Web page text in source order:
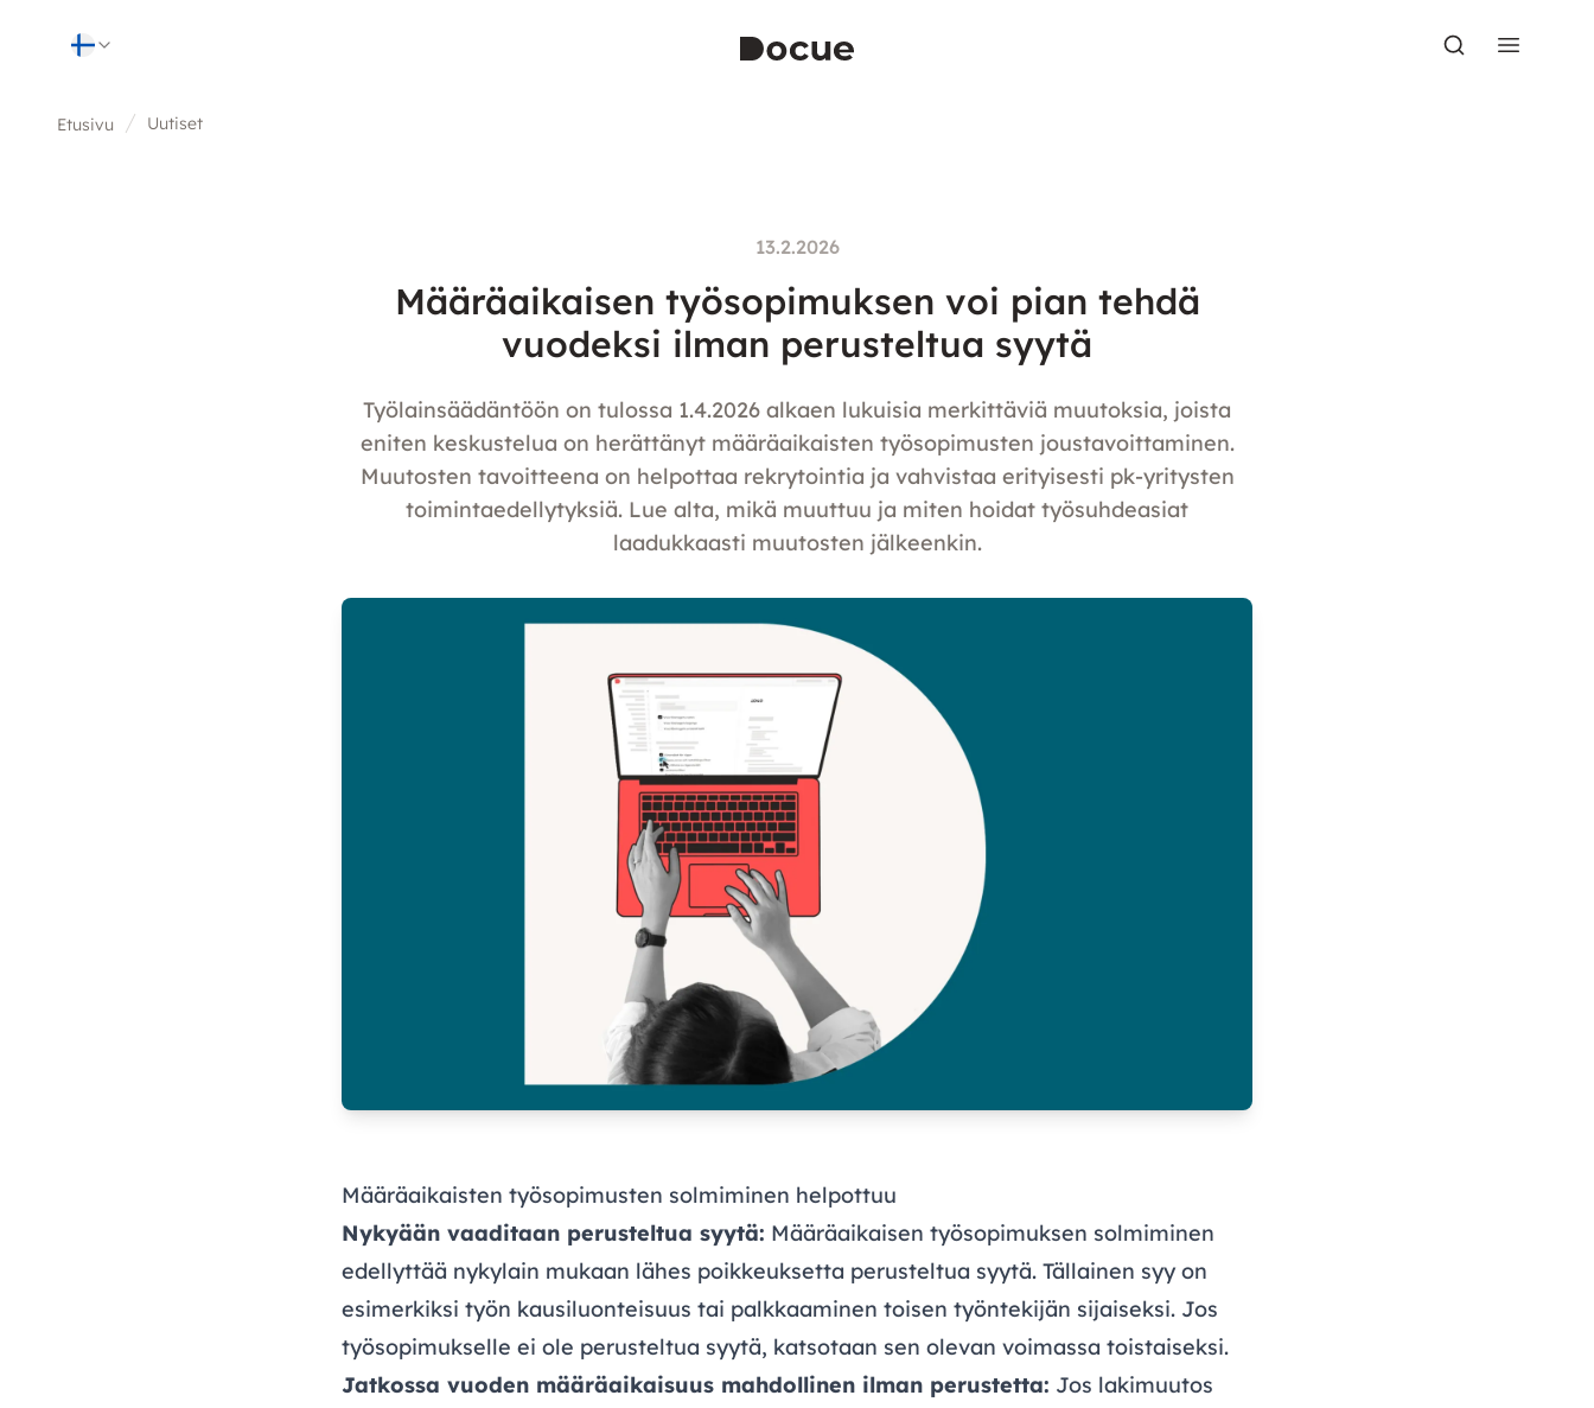
Etusivu Uutiset
13.2.2026
Määräaikaisen työsopimuksen voi pian tehdä
vuodeksi ilman perusteltua syytä
Työlainsäädäntöön on tulossa 1.4.2026 alkaen lukuisia merkittäviä muutoksia, joista
eniten keskustelua on herättänyt määräaikaisten työsopimusten joustavoittaminen.
Muutosten tavoitteena on helpottaa rekrytointia ja vahvistaa erityisesti pk-yritysten
toimintaedellytyksiä. Lue alta, mikä muuttuu ja miten hoidat työsuhdeasiat
laadukkaasti muutosten jälkeenkin.
Määräaikaisten työsopimusten solmiminen helpottuu
Nykyään vaaditaan perusteltua syytä: Määräaikaisen työsopimuksen solmiminen
edellyttää nykylain mukaan lähes poikkeuksetta perusteltua syytä. Tällainen syy on
esimerkiksi työn kausiluonteisuus tai palkkaaminen toisen työntekijän sijaiseksi. Jos
työsopimukselle ei ole perusteltua syytä, katsotaan sen olevan voimassa toistaiseksi.
Jatkossa vuoden määräaikaisuus mahdollinen ilman perustetta: Jos lakimuutos